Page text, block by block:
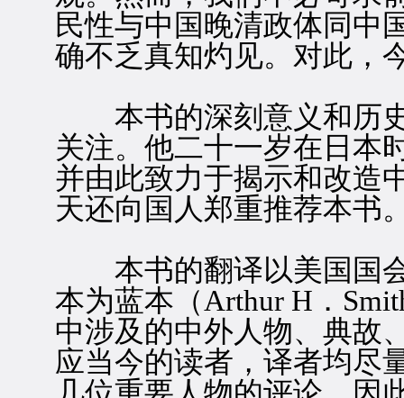
民性与中国晚清政体同中
确不乏真知灼见。对此，
本书的深刻意义和历史
关注。他二十一岁在日本
并由此致力于揭示和改造
天还向国人郑重推荐本书
本书的翻译以美国国会
本为蓝本（Arthur H．
中涉及的中外人物、典故
应当今的读者，译者均尽